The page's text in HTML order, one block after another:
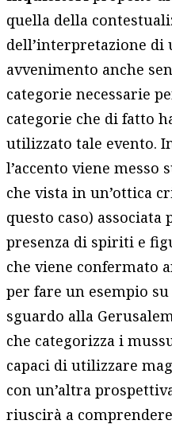
quella della
dell’interpretazione di
avvenimento anche
categorie necessarie
categorie che di fatto
utilizzato tale evento.
l’accento viene messo
che vista in un’ottica
questo caso) associata
presenza di spiriti e
che viene confermato
per fare un esempio
sguardo alla
che categorizza i
capaci di utilizzare
con un’altra
riuscirà a